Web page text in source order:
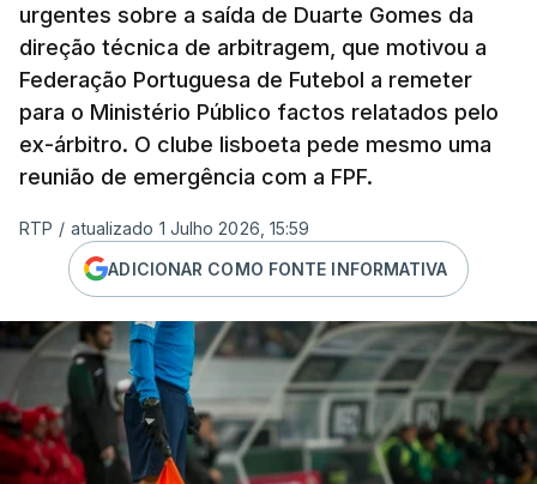
urgentes sobre a saída de Duarte Gomes da
direção técnica de arbitragem, que motivou a
Federação Portuguesa de Futebol a remeter
para o Ministério Público factos relatados pelo
ex-árbitro. O clube lisboeta pede mesmo uma
reunião de emergência com a FPF.
RTP / atualizado 1 Julho 2026, 15:59
ADICIONAR COMO FONTE INFORMATIVA